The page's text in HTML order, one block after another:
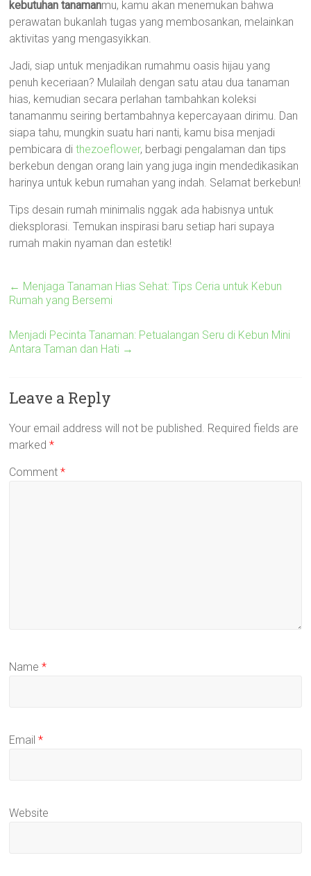
kebutuhan tanamanmu, kamu akan menemukan bahwa
perawatan bukanlah tugas yang membosankan, melainkan
aktivitas yang mengasyikkan.
Jadi, siap untuk menjadikan rumahmu oasis hijau yang
penuh keceriaan? Mulailah dengan satu atau dua tanaman
hias, kemudian secara perlahan tambahkan koleksi
tanamanmu seiring bertambahnya kepercayaan dirimu. Dan
siapa tahu, mungkin suatu hari nanti, kamu bisa menjadi
pembicara dithezoeflower, berbagi pengalaman dan tips
berkebun dengan orang lain yang juga ingin mendedikasikan
harinya untuk kebun rumahan yang indah. Selamat berkebun!
Tips desain rumah minimalis nggak ada habisnya untuk
dieksplorasi. Temukan inspirasi baru setiap hari supaya
rumah makin nyaman dan estetik!
← Menjaga Tanaman Hias Sehat: Tips Ceria untuk Kebun
Rumah yang Bersemi
Menjadi Pecinta Tanaman: Petualangan Seru di Kebun Mini
Antara Taman dan Hati →
Leave a Reply
Your email address will not be published. Required fields are
marked*
Comment*
Name*
Email*
Website